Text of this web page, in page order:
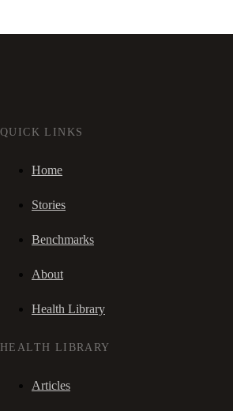
QUICK LINKS
Home
Stories
Benchmarks
About
Health Library
HEALTH LIBRARY
Articles